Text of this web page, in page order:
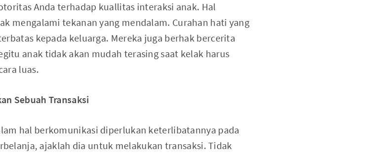
Anda terhadap kuallitas interaksi anak. Hal
mengalami tekanan yang mendalam. Curahan hati yang
kepada keluarga. Mereka juga berhak bercerita
anak tidak akan mudah terasing saat kelak harus
luas.
Sebuah Transaksi
hal berkomunikasi diperlukan keterlibatannya pada
ajaklah dia untuk melakukan transaksi. Tidak